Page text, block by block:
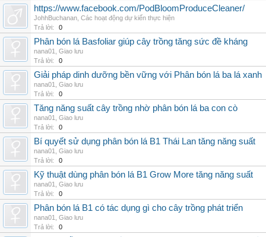
https://www.facebook.com/PodBloomProduceCleaner/
JohhBuchanan Các hoạt động dự kiến thực hiện
Trả lời:
0
Phân bón lá Basfoliar giúp cây trồng tăng sức đề kháng
nana01
Giao lưu
Trả lời:
0
Giải pháp dinh dưỡng bền vững với Phân bón lá ba lá xanh
nana01
Giao lưu
Trả lời:
0
Tăng năng suất cây trồng nhờ phân bón lá ba con cò
nana01
Giao lưu
Trả lời:
0
Bí quyết sử dụng phân bón lá B1 Thái Lan tăng năng suất
nana01
Giao lưu
Trả lời:
0
Kỹ thuật dùng phân bón lá B1 Grow More tăng năng suất
nana01
Giao lưu
Trả lời:
0
Phân bón lá B1 có tác dụng gì cho cây trồng phát triển
nana01
Giao lưu
Trả lời:
0